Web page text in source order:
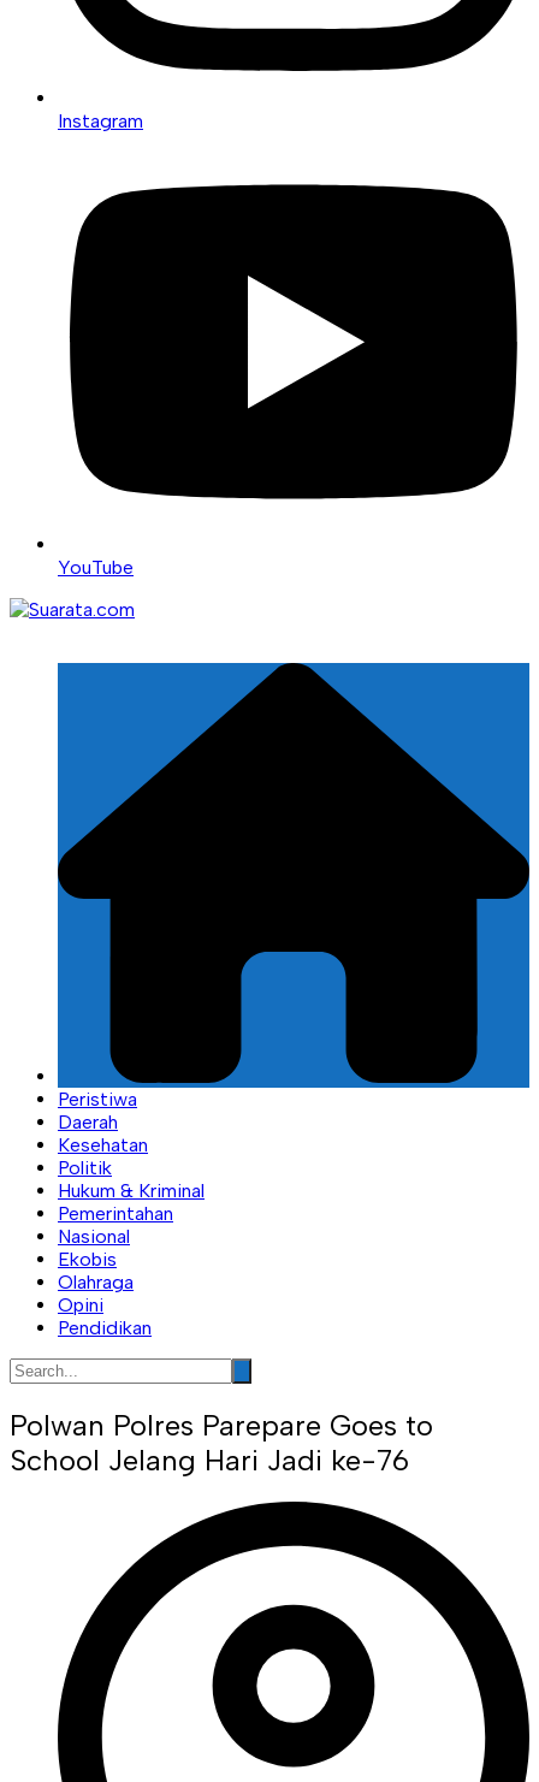
Instagram
YouTube
Peristiwa
Daerah
Kesehatan
Politik
Hukum & Kriminal
Pemerintahan
Nasional
Ekobis
Olahraga
Opini
Pendidikan
Polwan Polres Parepare Goes to
School Jelang Hari Jadi ke-76